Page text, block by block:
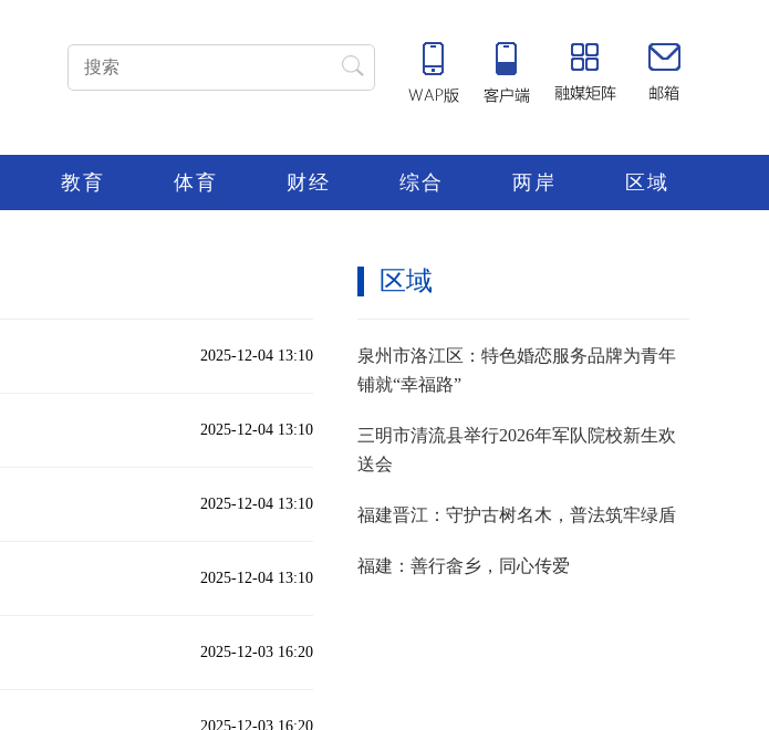
教育 体育 财经 综合 两岸 区域
2025-12-04 13:10
2025-12-04 13:10
2025-12-04 13:10
2025-12-04 13:10
2025-12-03 16:20
2025-12-03 16:20
区域
泉州市洛江区：特色婚恋服务品牌为青年
铺就“幸福路”
三明市清流县举行2026年军队院校新生欢
送会
福建晋江：守护古树名木，普法筑牢绿盾
福建：善行畲乡，同心传爱